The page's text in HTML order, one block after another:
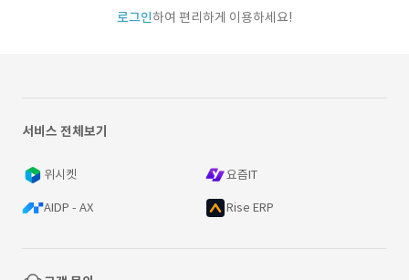
로그인하여 편리하게 이용하세요!
서비스 전체보기
위시켓 요즘IT
AIDP - AX Rise ERP